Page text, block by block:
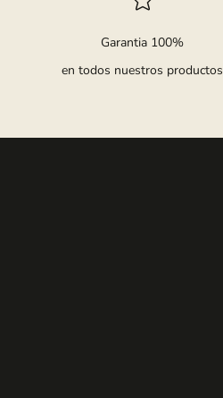
Garantia 100%
en todos nuestros productos